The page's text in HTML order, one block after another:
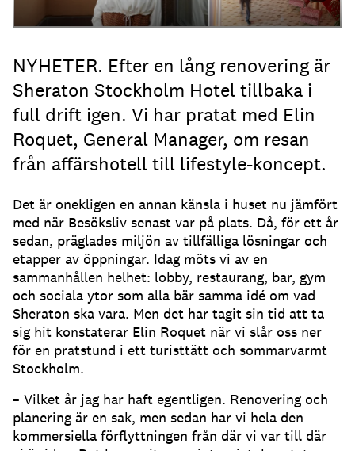
NYHETER. Efter en lång renovering är
Sheraton Stockholm Hotel tillbaka i
full drift igen. Vi har pratat med Elin
Roquet, General Manager, om resan
från affärshotell till lifestyle-koncept.
Det är onekligen en annan känsla i huset nu jämfört
med när Besöksliv senast var på plats. Då, för ett år
sedan, präglades miljön av tillfälliga lösningar och
etapper av öppningar. Idag möts vi av en
sammanhållen helhet: lobby, restaurang, bar, gym
och sociala ytor som alla bär samma idé om vad
Sheraton ska vara. Men det har tagit sin tid att ta
sig hit konstaterar Elin Roquet när vi slår oss ner
för en pratstund i ett turisttätt och sommarvarmt
Stockholm.
– Vilket år jag har haft egentligen. Renovering och
planering är en sak, men sedan har vi hela den
kommersiella förflyttningen från där vi var till där